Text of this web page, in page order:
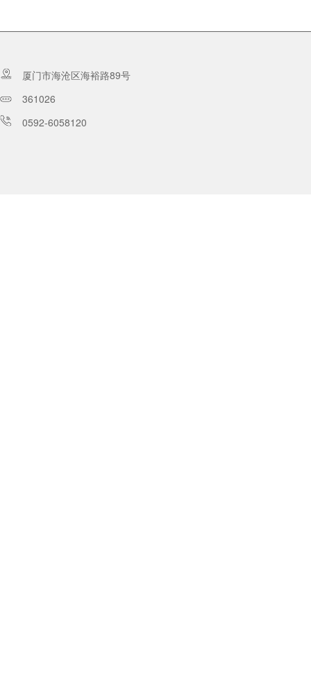
厦门市海沧区海裕路89号
361026
0592-6058120